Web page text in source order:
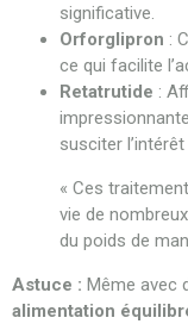
significative.
Orforglipron :
ce qui facilite
Retatrutide :
susciter
« Ces
vie de
du poids de
Astuce : Même avec
alimentation